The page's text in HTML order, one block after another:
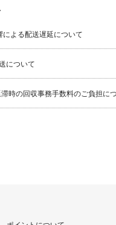
による配送遅延について
について
時の回収事務手数料のご負担に